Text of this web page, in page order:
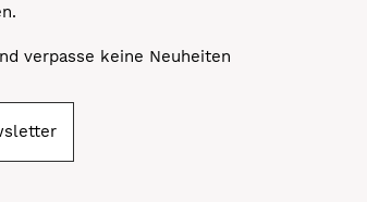
verpasse keine Neuheiten